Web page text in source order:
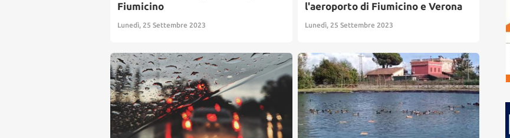
Fiumicino
Lunedì, 25 Settembre 2023
l'aeroporto di Fiumicino e Verona
Lunedì, 25 Settembre 2023